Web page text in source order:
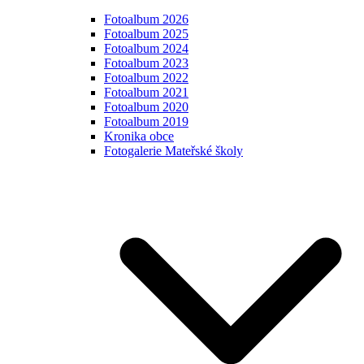
Fotoalbum 2026
Fotoalbum 2025
Fotoalbum 2024
Fotoalbum 2023
Fotoalbum 2022
Fotoalbum 2021
Fotoalbum 2020
Fotoalbum 2019
Kronika obce
Fotogalerie Mateřské školy